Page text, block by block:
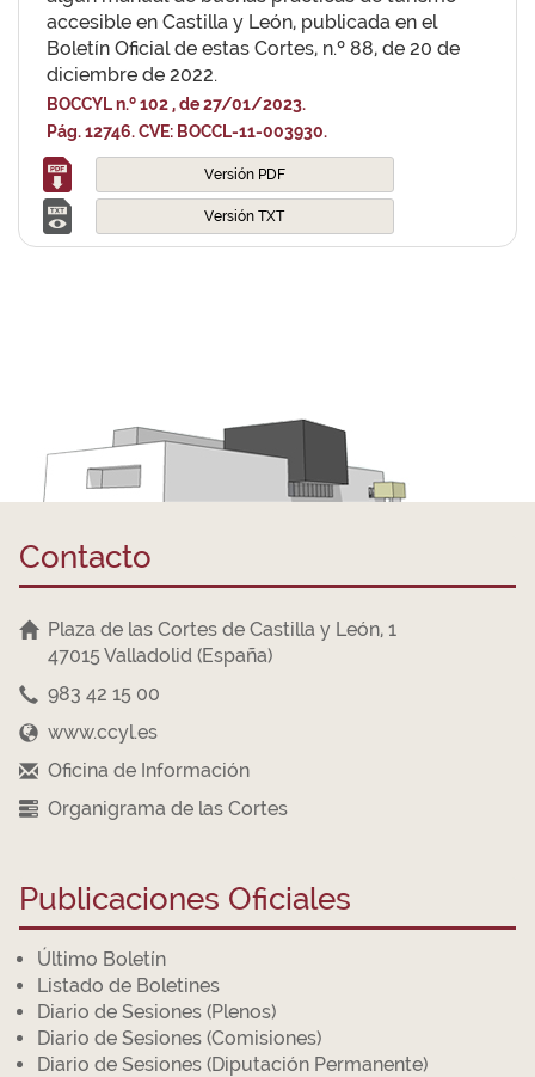
accesible en Castilla y León, publicada en el
Boletín Oficial de estas Cortes, n.º 88, de 20 de
diciembre de 2022.
BOCCYL n.º 102 , de 27/01/2023.
Pág. 12746. CVE: BOCCL-11-003930.
Versión PDF
Versión TXT
Contacto
Plaza de las Cortes de Castilla y León, 1
47015 Valladolid (España)
983 42 15 00
www.ccyl.es
Oficina de Información
Organigrama de las Cortes
Publicaciones Oficiales
Último Boletín
Listado de Boletines
Diario de Sesiones (Plenos)
Diario de Sesiones (Comisiones)
Diario de Sesiones (Diputación Permanente)